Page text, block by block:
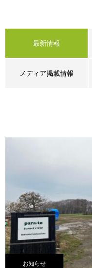
最新情報
メディア掲載情報
お知らせ